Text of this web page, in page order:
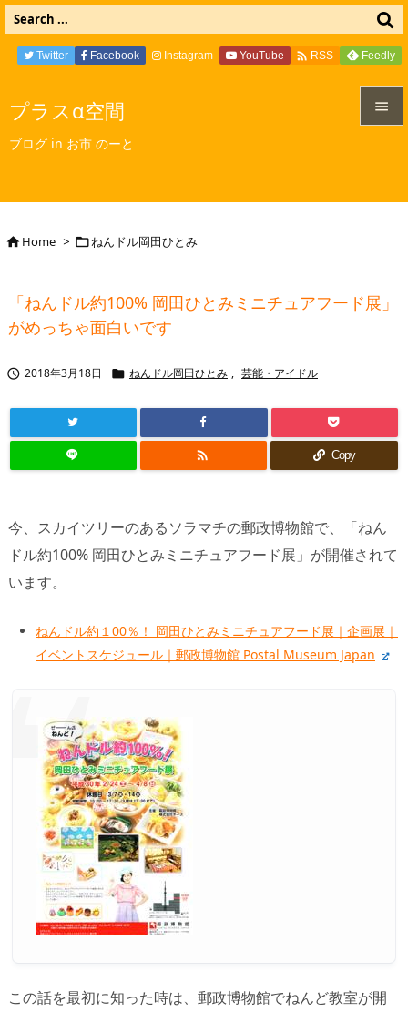
プラスα空間
ブログ in お市 のーと

次へ
Twitter Facebook Instagram YouTube  RSS Feedly
Home > ねんドル岡田ひとみ
「ねんドル約100% 岡田ひとみミニチュアフード展」
がめっちゃ面白いです
 2018年3月18日  ねんドル岡田ひとみ , 芸能・アイドル
 Copy
今、スカイツリーのあるソラマチの郵政博物館で、「ねん
ドル約100% 岡田ひとみミニチュアフード展」が開催されて
います。
ねんドル約１00％！ 岡田ひとみミニチュアフード展｜企画展｜
イベントスケジュール｜郵政博物館 Postal Museum Japan
この話を最初に知った時は、郵政博物館でねんど教室が開